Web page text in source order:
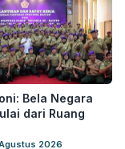
Bela Negara
dari Ruang
2026